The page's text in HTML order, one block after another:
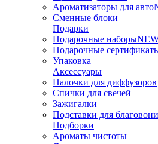
Ароматизаторы для авто
Сменные блоки
Подарки
Подарочные наборы
Подарочные
Упаковка
Аксессуары
Палочки для диффузоров
Спички для свечей
Зажигалки
Подставки для
Подборки
Ароматы чистоты